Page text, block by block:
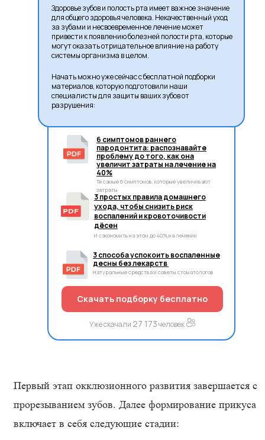
Здоровье зубов и полость рта имеет важное значение
для общего здоровья человека. Некачественный уход
за зубами и несвоевременное лечение может
привести к появлению болезней полости рта, которые
могут оказать отрицательное влияние на работу
системы организма в целом.
Начать можно уже сейчас с бесплатной подборки
материалов, которую подготовили наши
специалисты для защиты ваших зубов от
разрушения:
6 симптомов раннего
пародонтита: распознавайте
проблему до того, как она
увеличит затраты на лечение на
40%
Те самые 6 симптомов, которые увеличивают
затраты
3 простых правила домашнего
ухода, чтобы снизить риск
воспалений и кровоточивости
дёсен
И сэкономить на этом до 40% на лечении
3 способа успокоить воспаленные
десны без лекарств
Натуральные средства и советы стоматологов
Скачать подборку бесплатно
Уже скачали 27 173человек
Первый этап окклюзионного развития завершается с
прорезыванием зубов. Далее формирование прикуса
включает в себя следующие стадии: